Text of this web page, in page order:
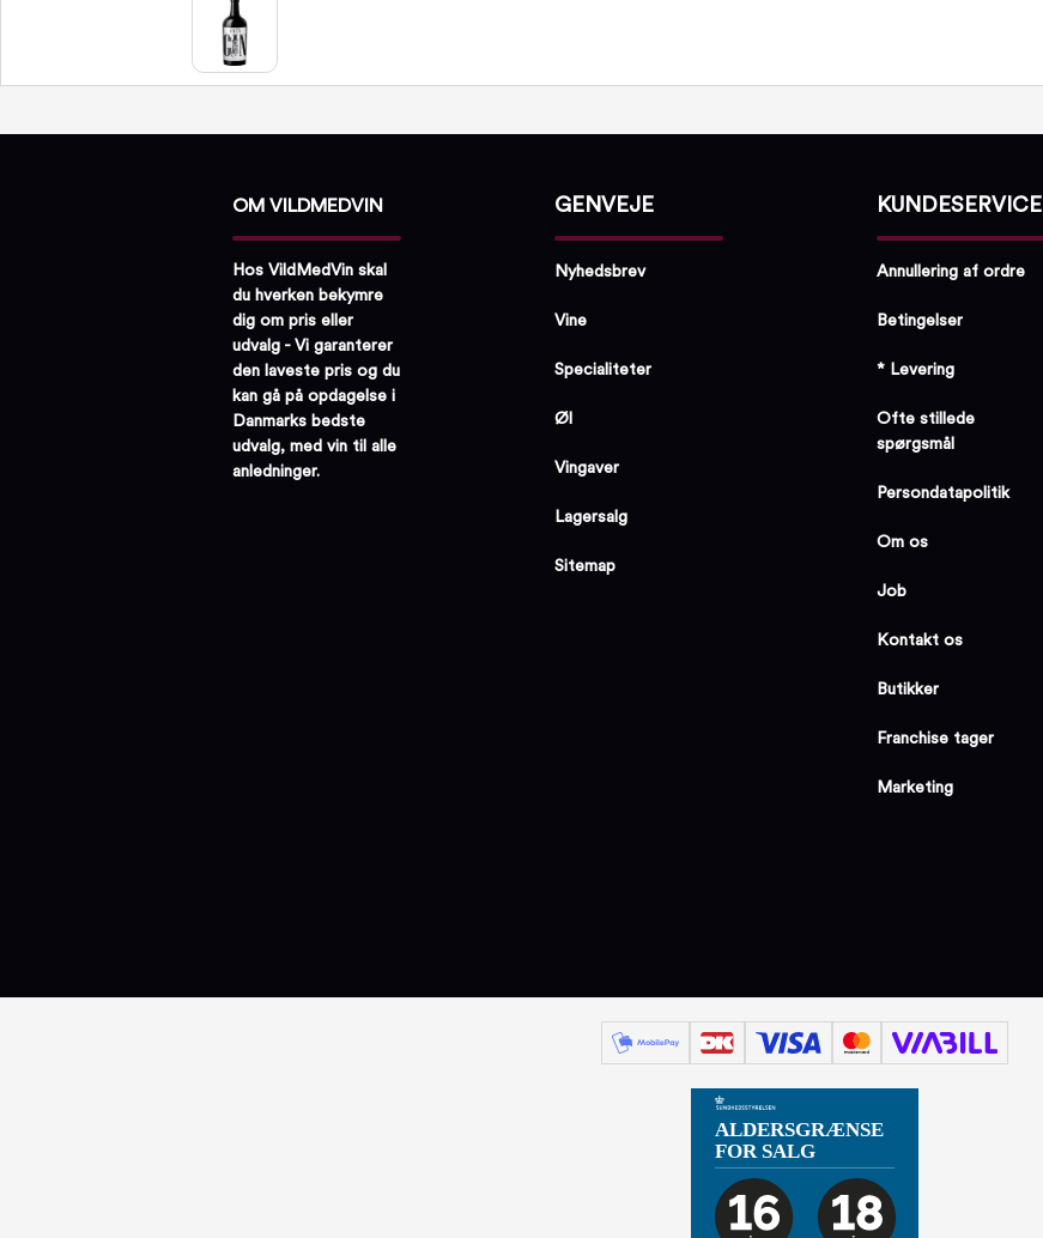
OM VILDMEDVIN
Hos VildMedVin skal
du hverken bekymre
dig om pris eller
udvalg - Vi garanterer
den laveste pris og du
kan gå på opdagelse i
Danmarks bedste
udvalg, med vin til alle
anledninger.
GENVEJE
Nyhedsbrev
Vine
Specialiteter
Øl
Vingaver
Lagersalg
Sitemap
KUNDESERVICE
Annullering af ordre
Betingelser
* Levering
Ofte stillede
spørgsmål
Persondatapolitik
Om os
Job
Kontakt os
Butikker
Franchise tager
Marketing